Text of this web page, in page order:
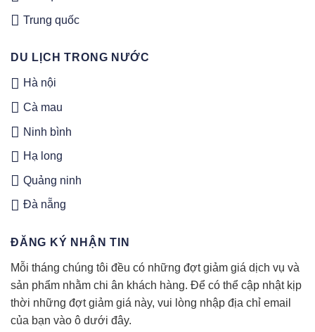
Trung quốc
DU LỊCH TRONG NƯỚC
Hà nội
Cà mau
Ninh bình
Hạ long
Quảng ninh
Đà nẵng
ĐĂNG KÝ NHẬN TIN
Mỗi tháng chúng tôi đều có những đợt giảm giá dịch vụ và
sản phẩm nhằm chi ân khách hàng. Để có thể cập nhật kịp
thời những đợt giảm giá này, vui lòng nhập địa chỉ email
của bạn vào ô dưới đây.